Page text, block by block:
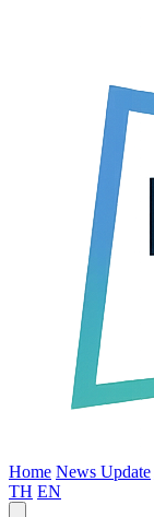
Home News Update
TH EN